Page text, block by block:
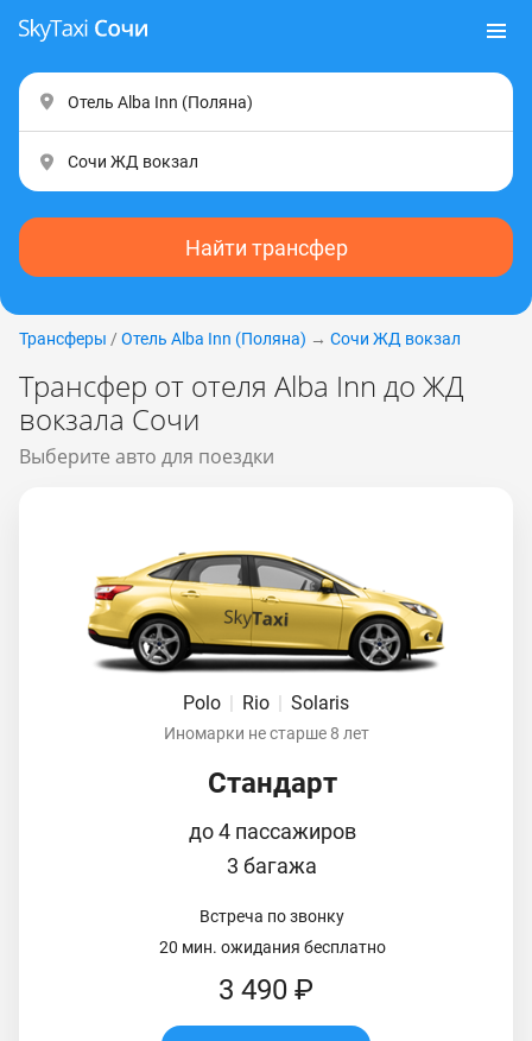
Найти трансфер
Трансферы / Отель Alba Inn (Пoлянa) → Сочи ЖД вокзал
Трансфер от отеля Alba Inn до ЖД
вокзала Сочи
Выберите авто для поездки
Polo | Rio | Solaris
Иномарки не старше 8 лет
Стандарт
до 4 пассажиров
3 багажа
Встреча по звонку
20 мин. ожидания бесплатно
3 490 ₽